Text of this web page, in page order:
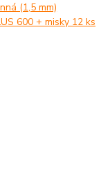
(1,5 mm)
600 + misky 12 ks